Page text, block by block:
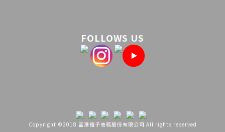
FOLLOWS US
Copyright ©2018 富澤電子商務股份有限公司 All rights reserved